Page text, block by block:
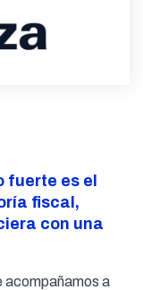
fuerte es el
fiscal,
con una
acompañamos a